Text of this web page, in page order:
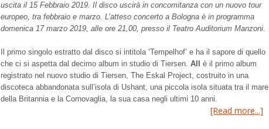
uscita il 15 Febbraio 2019. Il disco uscirà in concomitanza con un nuovo tour
europeo, tra febbraio e marzo. L’atteso concerto a Bologna è in programma
domenica 17 marzo 2019, alle ore 21,00, presso il Teatro Auditorium Manzoni.
Il primo singolo estratto dal disco si intitola ‘Tempelhof’ e ha il sapore di quello
che ci si aspetta dal decimo album in studio di Tiersen. All
è il primo album
registrato nel nuovo studio di Tiersen, The Eskal Project, costruito in una
discoteca abbandonata sull’isola di Ushant, una piccola isola situata tra il mare
della Britannia e la Cornovaglia, la sua casa negli ultimi 10 anni.
[Read more...]